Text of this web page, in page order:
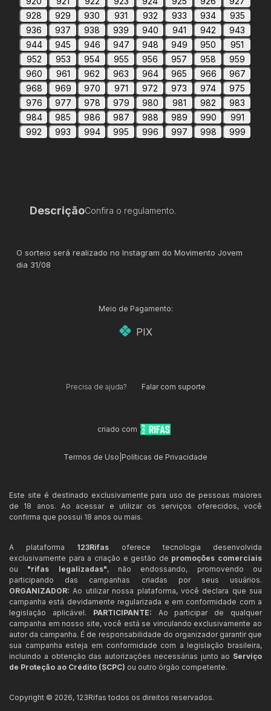
928
929 930 931 932 933 934
935
936
937 938 939 940 941 942
943
944
945 946 947 948 949 950
951
952
953 954 955 956 957 958
959
960
961 962 963 964 965 966
967
968
969 970 971 972 973 974
975
976
977 978 979 980 981 982
983
984
985 986 987 988 989 990
991
992
993 994 995 996 997 998 999
DescriçãoConfira o regulamento.
O sorteio será realizado no Instagram do Movimento Jovem
dia 31/08
Meio de Pagamento:
PIX
Precisa de ajuda? Falar com suporte
criado com
Termos de Uso Políticas de Privacidade
Este site é destinado exclusivamente para uso de pessoas maiores
de 18 anos. Ao acessar e utilizar os serviços oferecidos, você
confirma que possui 18 anos ou mais.
A plataforma 123Rifas oferece tecnologia desenvolvida
exclusivamente para a criação e gestão de promoções comerciais
ou "rifas legalizadas", não endossando, promovendo ou
participando das campanhas criadas por seus usuários.
ORGANIZADOR: Ao utilizar nossa plataforma, você declara que sua
campanha está devidamente regularizada e em conformidade com a
legislação aplicável. PARTICIPANTE: Ao participar de qualquer
campanha em nosso site, você está se vinculando exclusivamente ao
autor da campanha. É de responsabilidade do organizador garantir que
sua campanha esteja em conformidade com a legislação brasileira,
incluindo a obtenção das autorizações necessárias junto ao Serviço
de Proteção ao Crédito (SCPC) ou outro órgão competente.
Copyright © 2026, 123Rifas todos os direitos reservados.